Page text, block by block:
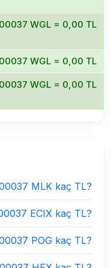
WGL = 0,00 TL
WGL = 0,00 TL
WGL = 0,00 TL
MLK kaç TL?
ECIX kaç TL?
POG kaç TL?